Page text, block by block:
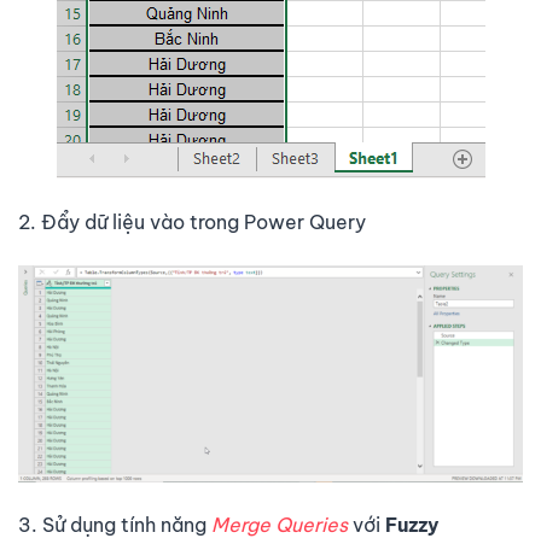
2. Đẩy dữ liệu vào trong Power Query
3. Sử dụng tính năng Merge Queriesvới Fuzzy